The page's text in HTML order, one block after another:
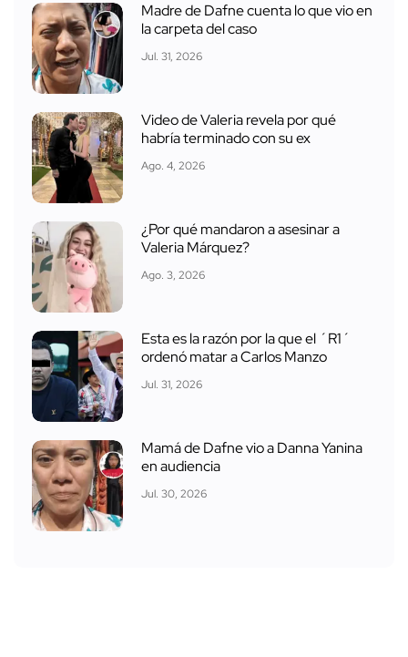
Madre de Dafne cuenta lo que vio en
la carpeta del caso
Jul. 31, 2026
Video de Valeria revela por qué
habría terminado con su ex
Ago. 4, 2026
¿Por qué mandaron a asesinar a
Valeria Márquez?
Ago. 3, 2026
Esta es la razón por la que el ´R1´
ordenó matar a Carlos Manzo
Jul. 31, 2026
Mamá de Dafne vio a Danna Yanina
en audiencia
Jul. 30, 2026